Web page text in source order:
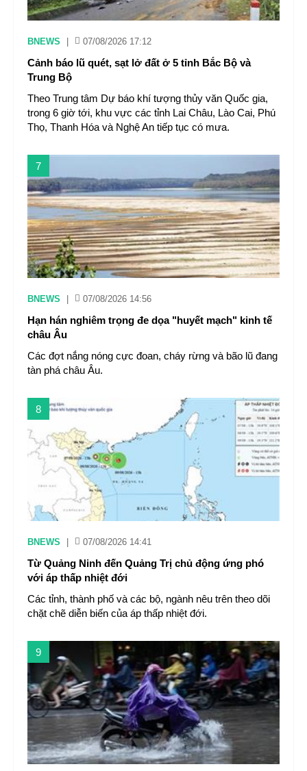
BNEWS 07/08/2026 17:12
Cảnh báo lũ quét, sạt lở đất ở 5 tỉnh Bắc Bộ và
Trung Bộ
Theo Trung tâm Dự báo khí tượng thủy văn Quốc gia,
trong 6 giờ tới, khu vực các tỉnh Lai Châu, Lào Cai, Phú
Thọ, Thanh Hóa và Nghệ An tiếp tục có mưa.
7
BNEWS 07/08/2026 14:56
Hạn hán nghiêm trọng đe dọa "huyết mạch" kinh tế
châu Âu
Các đợt nắng nóng cực đoan, cháy rừng và bão lũ đang
tàn phá châu Âu.
8
BNEWS 07/08/2026 14:41
Từ Quảng Ninh đến Quảng Trị chủ động ứng phó
với áp thấp nhiệt đới
Các tỉnh, thành phố và các bộ, ngành nêu trên theo dõi
chặt chẽ diễn biến của áp thấp nhiệt đới.
9